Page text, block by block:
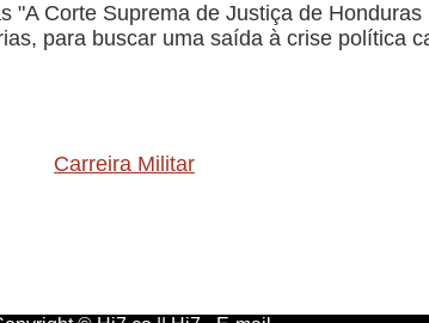
"A Corte Suprema de Justiça de
para buscar uma saída à crise política
Carreira Militar